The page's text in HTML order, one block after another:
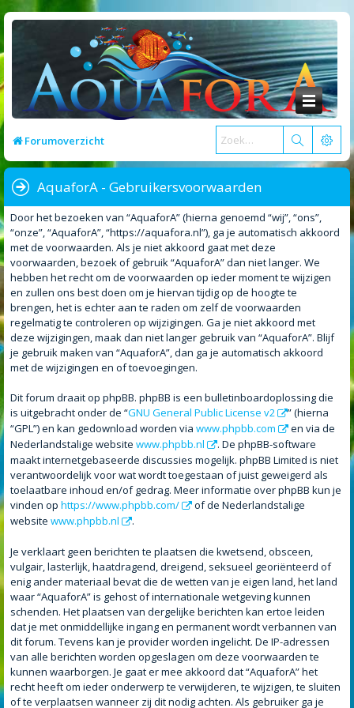
Forumoverzicht
AquaforA - Gebruikersvoorwaarden
Door het bezoeken van “AquaforA” (hierna genoemd “wij”, “ons”,
“onze”, “AquaforA”, “https://aquafora.nl”), ga je automatisch akkoord
met de voorwaarden. Als je niet akkoord gaat met deze
voorwaarden, bezoek of gebruik “AquaforA” dan niet langer. We
hebben het recht om de voorwaarden op ieder moment te wijzigen
en zullen ons best doen om je hiervan tijdig op de hoogte te
brengen, het is echter aan te raden om zelf de voorwaarden
regelmatig te controleren op wijzigingen. Ga je niet akkoord met
deze wijzigingen, maak dan niet langer gebruik van “AquaforA”. Blijf
je gebruik maken van “AquaforA”, dan ga je automatisch akkoord
met de wijzigingen en of toevoegingen.
Dit forum draait op phpBB. phpBB is een bulletinboardoplossing die
is uitgebracht onder de “GNU General Public License v2
” (hierna
“GPL”) en kan gedownload worden via www.phpbb.com
en via de
Nederlandstalige website www.phpbb.nl
. De phpBB-software
maakt internetgebaseerde discussies mogelijk. phpBB Limited is niet
verantwoordelijk voor wat wordt toegestaan of juist geweigerd als
toelaatbare inhoud en/of gedrag. Meer informatie over phpBB kun je
vinden op https://www.phpbb.com/
of de Nederlandstalige
website www.phpbb.nl .
Je verklaart geen berichten te plaatsen die kwetsend, obsceen,
vulgair, lasterlijk, haatdragend, dreigend, seksueel georiënteerd of
enig ander materiaal bevat die de wetten van je eigen land, het land
waar “AquaforA” is gehost of internationale wetgeving kunnen
schenden. Het plaatsen van dergelijke berichten kan ertoe leiden
dat je met onmiddellijke ingang en permanent wordt verbannen van
dit forum. Tevens kan je provider worden ingelicht. De IP-adressen
van alle berichten worden opgeslagen om deze voorwaarden te
kunnen waarborgen. Je gaat er mee akkoord dat “AquaforA” het
recht heeft om ieder onderwerp te verwijderen, te wijzigen, te sluiten
of te verplaatsen wanneer zij dit nodig achten. Als gebruiker ga je